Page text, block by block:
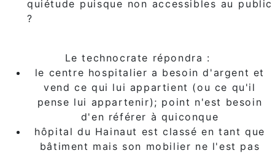
quiétude puisque non accessibles au public
?
Le technocrate répondra :
le centre hospitalier a besoin d'argent et
vend ce qui lui appartient (ou ce qu'il
pense lui appartenir); point n'est besoin
d'en référer à quiconque
hôpital du Hainaut est classé en tant que
bâtiment mais son mobilier ne l'est pas